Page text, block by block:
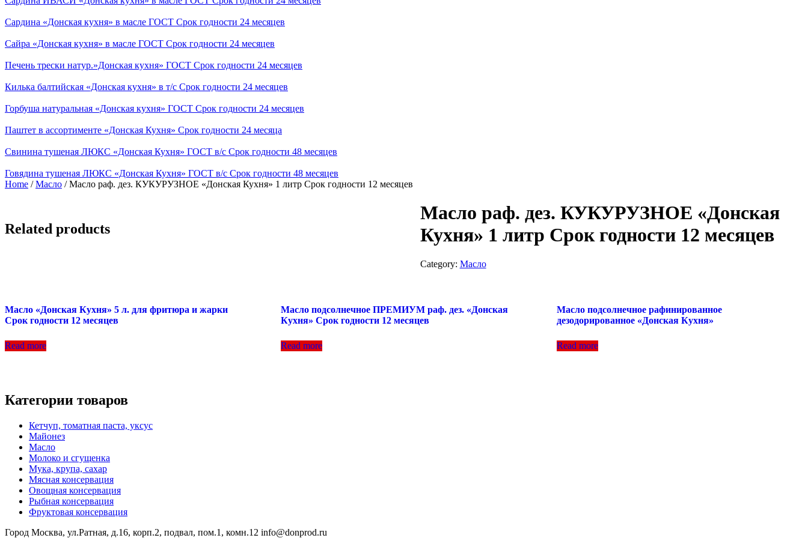
Сардина «Донская кухня» в масле ГОСТ Срок годности 24 месяцев
Сайра «Донская кухня» в масле ГОСТ Срок годности 24 месяцев
Печень трески натур.»Донская кухня» ГОСТ Срок годности 24 месяцев
Килька балтийская «Донская кухня» в т/с Срок годности 24 месяцев
Горбуша натуральная «Донская кухня» ГОСТ Срок годности 24 месяцев
Паштет в ассортименте «Донская Кухня» Срок годности 24 месяца
Свинина тушеная ЛЮКС «Донская Кухня» ГОСТ в/с Срок годности 48 месяцев
Говядина тушеная ЛЮКС «Донская Кухня» ГОСТ в/с Срок годности 48 месяцев
Home /Масло / Масло раф. дез. КУКУРУЗНОЕ «Донская Кухня» 1 литр Срок годности 12 месяцев
Масло раф. дез. КУКУРУЗНОЕ «Донская
Кухня» 1 литр Срок годности 12 месяцев
Category: Масло
Related products
Масло «Донская Кухня» 5 л. для фритюра и жарки
Срок годности 12 месяцев
Read more
Масло подсолнечное ПРЕМИУМ раф. дез. «Донская
Кухня» Срок годности 12 месяцев
Read more
Масло подсолнечное рафинированное
дезодорированное «Донская Кухня»
Read more
Категории товаров
Кетчуп, томатная паста, уксус
Майонез
Масло
Молоко и сгущенка
Мука, крупа, сахар
Мясная консервация
Овощная консервация
Рыбная консервация
Фруктовая консервация
Город Москва, ул.Ратная, д.16, корп.2, подвал, пом.1, комн.12 info@donprod.ru